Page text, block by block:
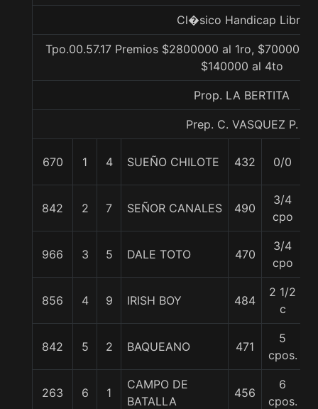
Cl�sico Handicap Libre
Tpo.00.57.17 Premios $2800000 al 1ro, $700000
$140000 al 4to
Prop. LA BERTITA
Prep. C. VASQUEZ P.
670 1 4 SUEÑO CHILOTE 432 0/0
842 2 7 SEÑOR CANALES 490
3/4
cpo
966 3 5 DALE TOTO 470
3/4
cpo
856 4 9 IRISH BOY 484
2 1/2
c
842 5 2 BAQUEANO 471
5
cpos.
263 6 1
CAMPO DE
BATALLA
456
6
cpos.